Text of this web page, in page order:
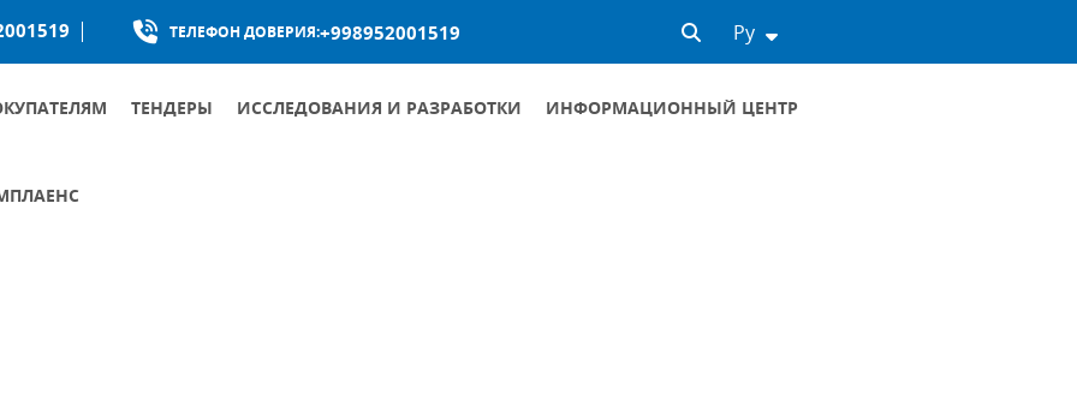
ТЕЛЕФОН ДОВЕРИЯ:+998952001519 Ру
ТЕНДЕРЫ ИССЛЕДОВАНИЯ И РАЗРАБОТКИ ИНФОРМАЦИОННЫЙ ЦЕНТР